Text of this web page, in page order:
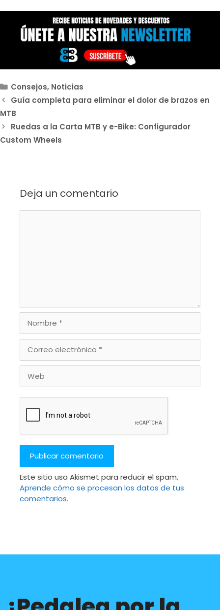
Categorías
Consejos, Noticias
Guía completa para eliminar el dolor de brazos en
MTB
Ruedas a la Carta MTB y e-Bike: Configurador
Custom Wheels
Deja un comentario
electrónico
Este sitio usa Akismet para reducir el spam.
Aprende cómo se procesan los datos de tus
comentarios.